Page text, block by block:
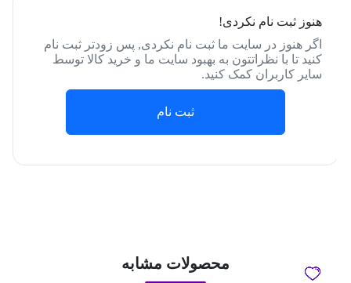
هنوز ثبت نام نکردی!
اگر هنوز در سایت ما ثبت نام نکردی, پس زودتر ثبت نام
کنید تا با نظراتتون به بهبود سایت ما و خرید کالا توسط
سایر کاربران کمک کنید.
ثبت نام
محصولات مشابه